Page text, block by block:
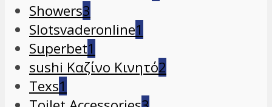
Showers3
Slotsvaderonline1
Superbet1
sushi Καζίνο Κινητό2
Texs1